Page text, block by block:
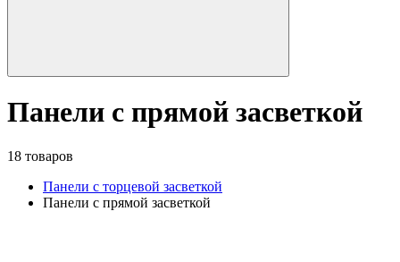
Панели с прямой засветкой
18 товаров
Панели с торцевой засветкой
Панели с прямой засветкой